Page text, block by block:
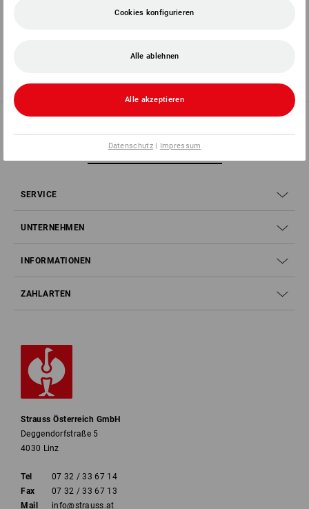
Sie haben sich bereits 5 von 5 Artikeln angesehen.
SERVICE 07 32 / 33 67 14
SERVICE
UNTERNEHMEN
INFORMATIONEN
ZAHLARTEN
Strauss Österreich GmbH
Deggendorfstraße 5
4030 Linz
Tel
07 32 / 33 67 14
Fax
07 32 / 33 67 13
Mail
info@strauss.at
Cookies konfigurieren
Alle ablehnen
Alle akzeptieren
Datenschutz| Impressum